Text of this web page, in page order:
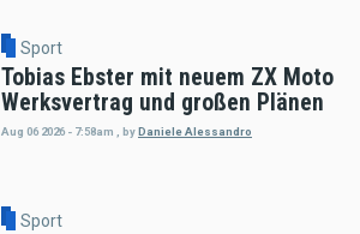
Sport
Tobias Ebster mit neuem ZX Moto
Werksvertrag und großen Plänen
Aug 06 2026 - 7:58am byDaniele Alessandro
Sport